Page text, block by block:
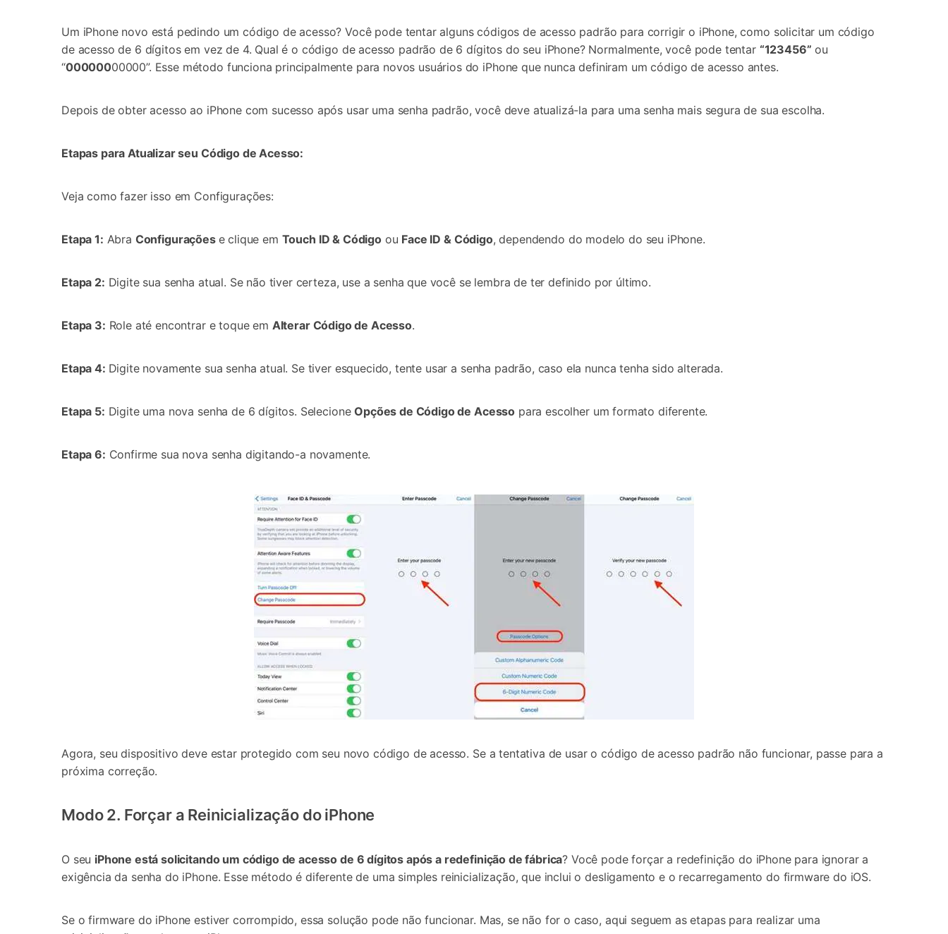
Um iPhone novo está pedindo um código de acesso? Você pode tentar alguns códigos de acesso padrão para corrigir o iPhone, como solicitar um código
de acesso de 6 dígitos em vez de 4. Qual é o código de acesso padrão de 6 dígitos do seu iPhone? Normalmente, você pode tentar “123456” ou
“00000000000”. Esse método funciona principalmente para novos usuários do iPhone que nunca definiram um código de acesso antes.
Depois de obter acesso ao iPhone com sucesso após usar uma senha padrão, você deve atualizá-la para uma senha mais segura de sua escolha.
Etapas para Atualizar seu Código de Acesso:
Veja como fazer isso em Configurações:
Etapa 1: Abra Configurações e clique em Touch ID & Códigoou Face ID & Código, dependendo do modelo do seu iPhone.
Etapa 2: Digite sua senha atual. Se não tiver certeza, use a senha que você se lembra de ter definido por último.
Etapa 3: Role até encontrar e toque em Alterar Código de Acesso.
Etapa 4: Digite novamente sua senha atual. Se tiver esquecido, tente usar a senha padrão, caso ela nunca tenha sido alterada.
Etapa 5: Digite uma nova senha de 6 dígitos. SelecioneOpções de Código de Acesso para escolher um formato diferente.
Etapa 6: Confirme sua nova senha digitando-a novamente.
Agora, seu dispositivo deve estar protegido com seu novo código de acesso. Se a tentativa de usar o código de acesso padrão não funcionar, passe para a
próxima correção.
Modo 2. Forçar a Reinicialização do iPhone
O seu iPhone está solicitando um código de acesso de 6 dígitos após a redefinição de fábrica? Você pode forçar a redefinição do iPhone para ignorar a
exigência da senha do iPhone. Esse método é diferente de uma simples reinicialização, que inclui o desligamento e o recarregamento do firmware do iOS.
Se o firmware do iPhone estiver corrompido, essa solução pode não funcionar. Mas, se não for o caso, aqui seguem as etapas para realizar uma